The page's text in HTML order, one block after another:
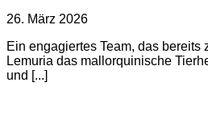
26. März 2026
Ein engagiertes Team, das bereits
Lemuria das mallorquinische
und [...]